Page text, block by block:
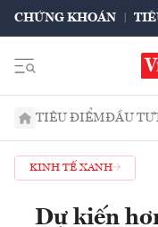
CHỨNG KHOÁN
TIÊU ĐIỂMĐẦU TƯ
KINH TẾ XANH
Dự kiến